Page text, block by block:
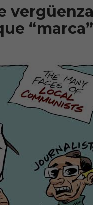
vergüenza
“marca”